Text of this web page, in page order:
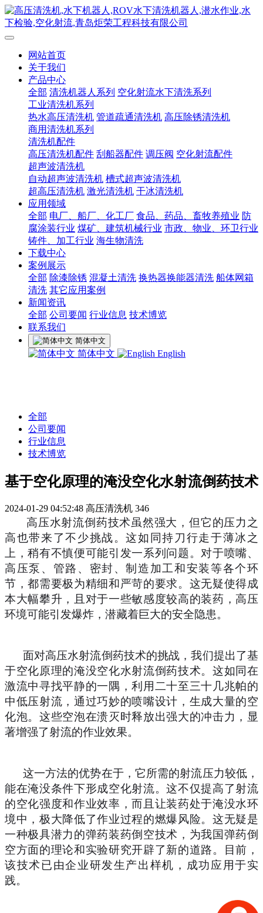
网站首页
关于我们
产品中心
全部 清洗机器人系列 空化射流水下清洗系列
工业清洗机系列
热水高压清洗机 管道疏通清洗机 高压除锈清洗机
商用清洗机系列
清洗机配件
高压清洗机配件 刮船器配件 调压阀 空化射流配件
超声波清洗机
自动超声波清洗机 槽式超声波清洗机
超高压清洗机 激光清洗机 干冰清洗机
应用领域
全部 电厂、船厂、化工厂 食品、药品、畜牧养殖业 防
腐涂装行业 煤矿、建筑机械行业 市政、物业、环卫行业
铸件、加工行业 海生物清洗
下载中心
案例展示
全部 除漆除锈 混凝土清洗 换热器换能器清洗 船体网箱
清洗 其它应用案例
新闻资讯
全部 公司要闻 行业信息 技术博览
联系我们
简体中文
简体中文 English
全部
公司要闻
行业信息
技术博览
基于空化原理的淹没空化水射流倒药技术
2024-01-29 04:52:48 高压清洗机 346
高压水射流倒药技术虽然强大，但它的压力之
高也带来了不少挑战。这如同持刀行走于薄冰之
上，稍有不慎便可能引发一系列问题。对于喷嘴、
高压泵、管路、密封、制造加工和安装等各个环
节，都需要极为精细和严苛的要求。这无疑使得成
本大幅攀升，且对于一些敏感度较高的装药，高压
环境可能引发爆炸，潜藏着巨大的安全隐患。
面对高压水射流倒药技术的挑战，我们提出了基
于空化原理的淹没空化水射流倒药技术。这如同在
激流中寻找平静的一隅，利用二十至三十几兆帕的
中低压射流，通过巧妙的喷嘴设计，生成大量的空
化泡。这些空泡在溃灭时释放出强大的冲击力，显
著增强了射流的作业效果。
这一方法的优势在于，它所需的射流压力较低，
能在淹没条件下形成空化射流。这不仅提高了射流
的空化强度和作业效率，而且让装药处于淹没水环
境中，极大降低了作业过程的燃爆风险。这无疑是
一种极具潜力的弹药装药倒空技术，为我国弹药倒
空方面的理论和实验研究开辟了新的道路。目前，
该技术已由企业研发生产出样机，成功应用于实
践。